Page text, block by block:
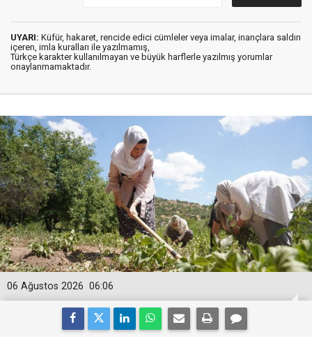
UYARI: Küfür, hakaret, rencide edici cümleler veya imalar, inançlara saldırı
içeren, imla kuralları ile yazılmamış,
Türkçe karakter kullanılmayan ve büyük harflerle yazılmış yorumlar
onaylanmamaktadır.
06:06
06 Ağustos 2026